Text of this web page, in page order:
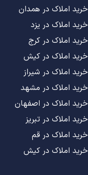
خرید املاک در همدان
خرید املاک در یزد
خرید املاک در کرج
خرید املاک در کیش
خرید املاک در شیراز
خرید املاک در مشهد
خرید املاک در اصفهان
خرید املاک در تبریز
خرید املاک در قم
خرید املاک در کیش